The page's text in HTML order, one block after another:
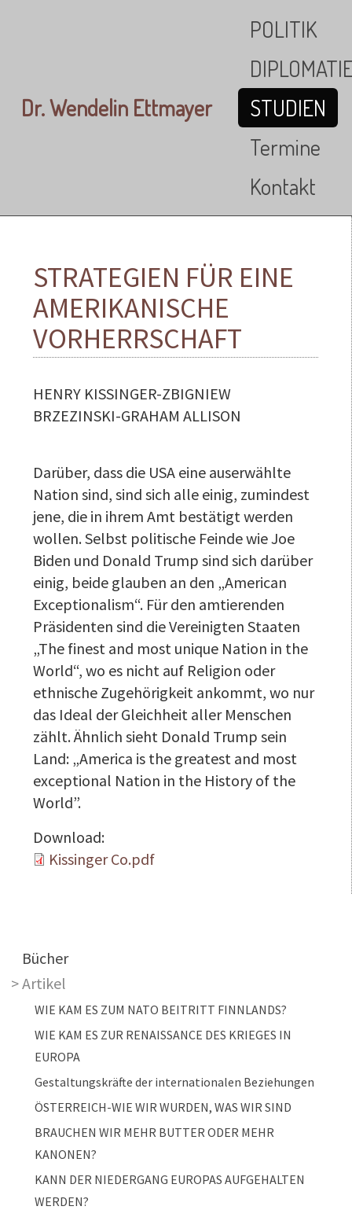
Dr. Wendelin Ettmayer
POLITIK
STUDIEN
Termine
Kontakt
STRATEGIEN FÜR EINE
AMERIKANISCHE
VORHERRSCHAFT
HENRY KISSINGER-ZBIGNIEW
BRZEZINSKI-GRAHAM ALLISON
Darüber, dass die USA eine auserwählte
Nation sind, sind sich alle einig, zumindest
jene, die in ihrem Amt bestätigt werden
wollen. Selbst politische Feinde wie Joe
Biden und Donald Trump sind sich darüber
einig, beide glauben an den „American
Exceptionalism“. Für den amtierenden
Präsidenten sind die Vereinigten Staaten
„The finest and most unique Nation in the
World“, wo es nicht auf Religion oder
ethnische Zugehörigkeit ankommt, wo nur
das Ideal der Gleichheit aller Menschen
zählt. Ähnlich sieht Donald Trump sein
Land: „America is the greatest and most
exceptional Nation in the History of the
World”.
Download:
Kissinger Co.pdf
Main navigation
Bücher
Artikel
WIE KAM ES ZUM NATO BEITRITT FINNLANDS?
WIE KAM ES ZUR RENAISSANCE DES KRIEGES IN
EUROPA
Gestaltungskräfte der internationalen Beziehungen
ÖSTERREICH-WIE WIR WURDEN, WAS WIR SIND
BRAUCHEN WIR MEHR BUTTER ODER MEHR
KANONEN?
KANN DER NIEDERGANG EUROPAS AUFGEHALTEN
WERDEN?